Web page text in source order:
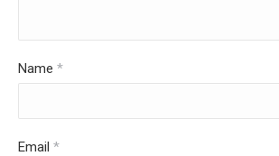
Name *
Email *